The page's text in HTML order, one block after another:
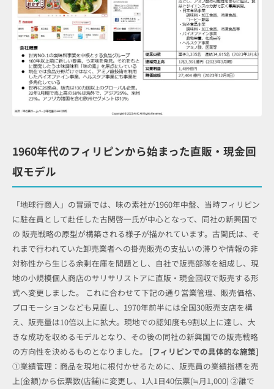
1960年代のフィリピンから始まった直販・現金回
収モデル
「地球行商人」の冒頭では、味の素社が1960年中盤、当時フィリピン
に駐在員として赴任した古関啓一氏が中心となって、同社の新興国で
の 販売戦略の原型が構築される様子が描かれています。古関氏は、そ
れまで行われていた卸売業者への掛売販売の支払いの滞りや情報の非
対称性から生じる余剰在庫を問題とし、自社で販売部隊を組成し、現
地の小規模個人商店のサリサリストアに直販・現金回収で販売する形
式へ変更しました。 これに合わせて下記の通り営業管理、販売価格、
プロモーションなども見直し、1970年前半には全国30販売支店を構
え、販売量は10倍以上に拡大。現地での認知度も9割以上に達し、大
きな成功を収めるモデルとなり、その後の同社の新興国での販売戦略
の方向性を決めるものとなりました。 [フィリピンでの具体的な施策]
①業績管理：商品を現地に根付かせるために、販売員の業績指標を売
上(金額)から伝票数(店舗)に変更し、1人1日40伝票(≒月1,000) ②誰で